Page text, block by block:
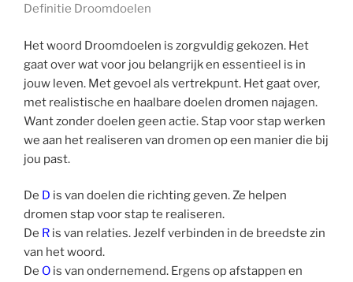
Definitie Droomdoelen
Het woord Droomdoelen is zorgvuldig gekozen. Het
gaat over wat voor jou belangrijk en essentieel is in
jouw leven. Met gevoel als vertrekpunt. Het gaat over,
met realistische en haalbare doelen dromen najagen.
Want zonder doelen geen actie. Stap voor stap werken
we aan het realiseren van dromen op een manier die bij
jou past.
De D is van doelen die richting geven. Ze helpen
dromen stap voor stap te realiseren.
De R is van relaties. Jezelf verbinden in de breedste zin
van het woord.
De O is van ondernemend. Ergens op afstappen en